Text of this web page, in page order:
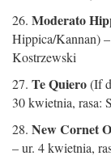
26. Moderato
Hippica/Kannan)
Kostrzewski
27. Te Quiero(If
30 kwietnia, rasa:
28. New Cornet
– ur. 4 kwietnia,